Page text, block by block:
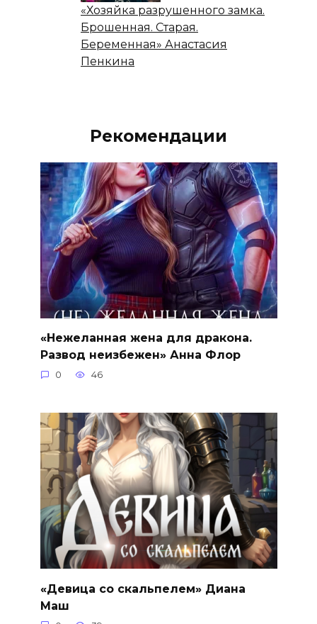
«Хозяйка разрушенного замка.
Брошенная. Старая.
Беременная» Анастасия
Пенкина
Рекомендации
«Нежеланная жена для дракона.
Развод неизбежен» Анна Флор
0 46
«Девица со скальпелем» Диана
Маш